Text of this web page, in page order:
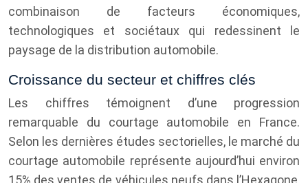
combinaison de facteurs économiques,
technologiques et sociétaux qui redessinent le
paysage de la distribution automobile.
Croissance du secteur et chiffres clés
Les chiffres témoignent d’une progression
remarquable du courtage automobile en France.
Selon les dernières études sectorielles, le marché du
courtage automobile représente aujourd’hui environ